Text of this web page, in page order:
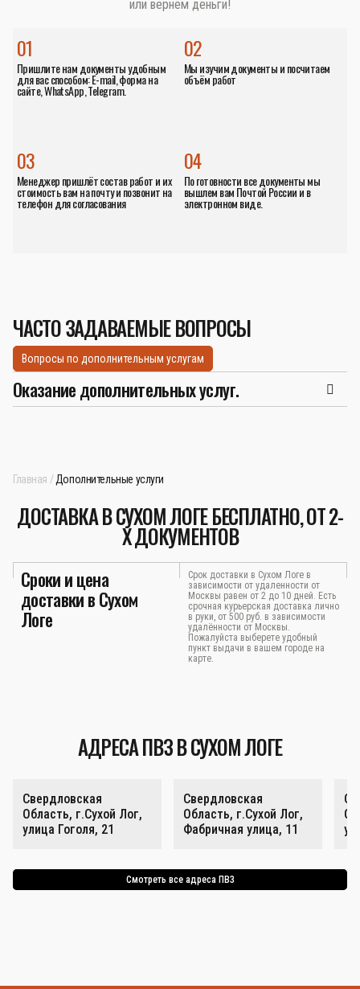
или вернём деньги!
01
Пришлите нам документы удобным
для вас способом: E-mail, форма на
сайте, WhatsApp, Telegram.
02
Мы изучим документы и посчитаем
объём работ
04
По готовности все документы мы
вышлем вам Почтой России и в
электронном виде.
03
Менеджер пришлёт состав работ и их
стоимость вам на почту и позвонит на
телефон для согласования
ЧАСТО ЗАДАВАЕМЫЕ ВОПРОСЫ
Вопросы по дополнительным услугам
Оказание дополнительных услуг.
Главная Дополнительные услуги
ДОСТАВКА В СУХОМ ЛОГЕ БЕСПЛАТНО, ОТ 2-
Х ДОКУМЕНТОВ
Сроки и цена
доставки в Сухом
Логе
Срок доставки в Сухом Логе в
зависимости от удаленности от
Москвы равен от 2 до 10 дней. Есть
срочная курьерская доставка лично
в руки, от 500 руб. в зависимости
удалённости от Москвы.
Пожалуйста выберете удобный
пункт выдачи в вашем городе на
карте.
АДРЕСА ПВЗ В СУХОМ ЛОГЕ
Свердловская
Область, г.Сухой Лог,
улица Гоголя, 21
Свердловская
Область, г.Сухой Лог,
Фабричная улица, 11
Смотреть все адреса ПВЗ